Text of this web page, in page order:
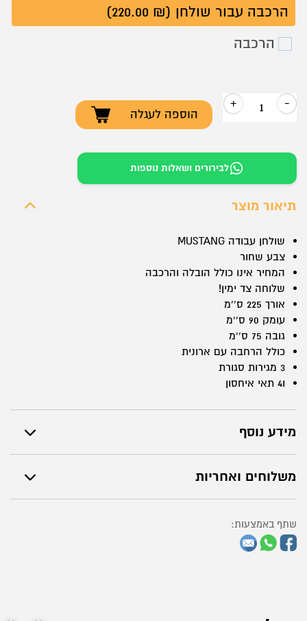
הרכבה עבור שולחן (₪ 220.00)
הרכבה
-
כמות
שולחן
עבודה
TORONTO
הרחבה
225
שלוחה
צד
ימין
+
הוספה לעגלה
לבירורים ושאלות נוספות
תיאור מוצר
שולחן עבודה MUSTANG
צבע שחור
המחיר אינו כולל הובלה והרכבה
שלוחה צד ימין!
אורך 225 ס``מ
עומק 90 ס``מ
גובה 75 ס``מ
כולל הרחבה עם ארונית
3 מגירות סגורת
ו4 תאי איחסון
מידע נוסף
משלוחים ואחריות
שתף באמצעות: